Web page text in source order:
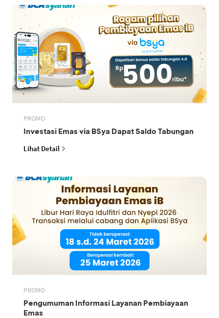
PROMO
Investasi Emas via BSya Dapat Saldo Tabungan
Lihat Detail
PROMO
Pengumuman Informasi Layanan Pembiayaan
Emas